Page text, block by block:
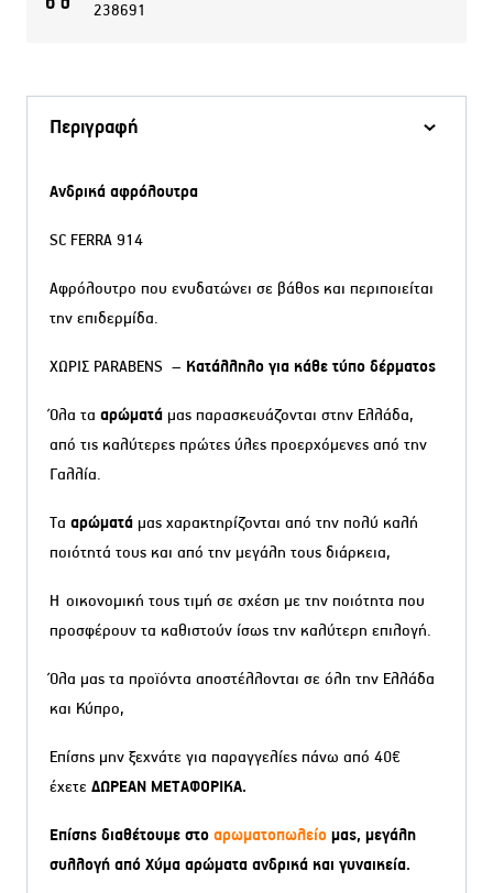
238691
Περιγραφή
Ανδρικά αφρόλουτρα
SC FERRA 914
Αφρόλουτρο που ενυδατώνει σε βάθος και περιποιείται
την επιδερμίδα.
ΧΩΡΙΣ PARABENS – Κατάλληλο για κάθε τύπο δέρματος
Όλα τα αρώματά μας παρασκευάζονται στην Ελλάδα,
από τις καλύτερες πρώτες ύλες προερχόμενες από την
Γαλλία.
Τα αρώματά μας χαρακτηρίζονται από την πολύ καλή
ποιότητά τους και από την μεγάλη τους διάρκεια,
Η οικονομική τους τιμή σε σχέση με την ποιότητα που
προσφέρουν τα καθιστούν ίσως την καλύτερη επιλογή.
Όλα μας τα προϊόντα αποστέλλονται σε όλη την Ελλάδα
και Κύπρο,
Επίσης μην ξεχνάτε για παραγγελίες πάνω από 40€
έχετε ΔΩΡΕΑΝ ΜΕΤΑΦΟΡΙΚΑ.
Επίσης διαθέτουμε στο αρωματοπωλείο μας, μεγάλη
συλλογή από Χύμα αρώματα ανδρικά και γυναικεία.